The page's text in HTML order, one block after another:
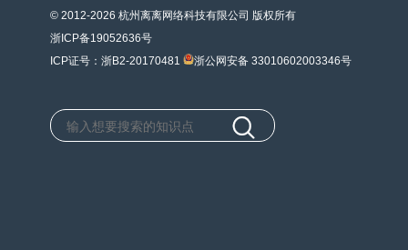
© 2012-2026 杭州离离网络科技有限公司 版权所有
浙ICP备19052636号
ICP证号：浙B2-20170481
浙公网安备 33010602003346号